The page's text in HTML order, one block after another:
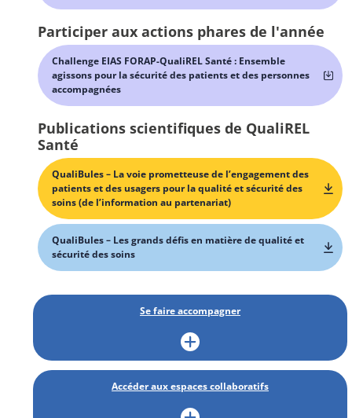
Participer aux actions phares de l'année
Challenge EIAS FORAP-QualiREL Santé : Ensemble
agissons pour la sécurité des patients et des personnes
accompagnées
Publications scientifiques de QualiREL
Santé
QualiBules – La voie prometteuse de l’engagement des
patients et des usagers pour la qualité et sécurité des
soins (de l’information au partenariat)
QualiBules – Les grands défis en matière de qualité et
sécurité des soins
Se faire accompagner
Accéder aux espaces collaboratifs